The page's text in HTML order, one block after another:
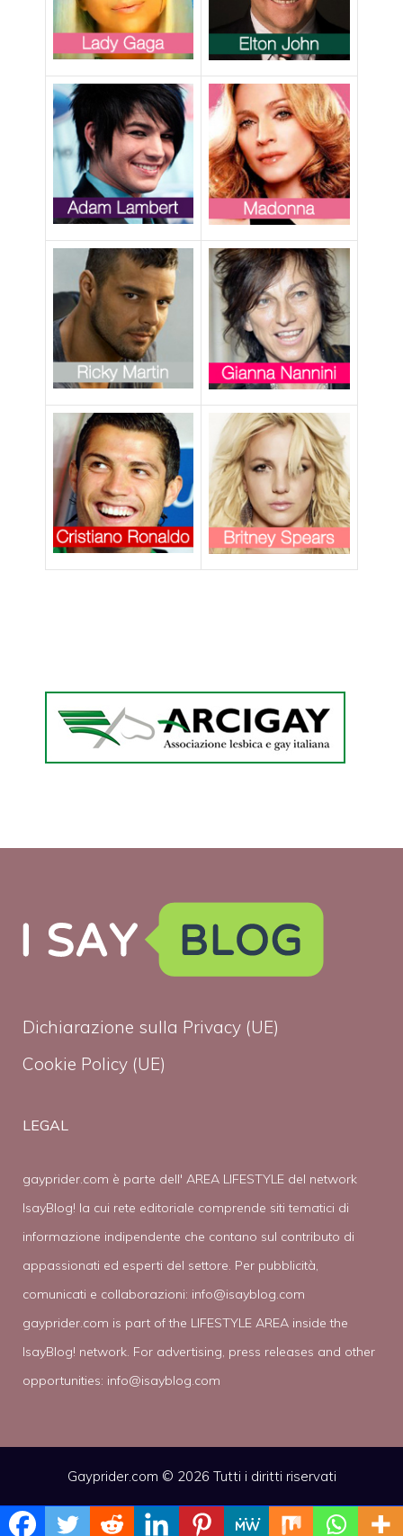
Dichiarazione sulla Privacy (UE)
Cookie Policy (UE)
LEGAL
gayprider.com è parte dell' AREA LIFESTYLE del network
IsayBlog! la cui rete editoriale comprende siti tematici di
informazione indipendente che contano sul contributo di
appassionati ed esperti del settore. Per pubblicità,
comunicati e collaborazioni: info@isayblog.com
gayprider.com is part of the LIFESTYLE AREA inside the
IsayBlog! network. For advertising, press releases and other
opportunities: info@isayblog.com
Gayprider.com © 2026 Tutti i diritti riservati